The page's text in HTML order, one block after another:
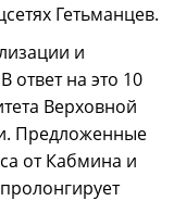
Гетьманцев.
и
ответ на это 10
Верховной
Предложенные
от Кабмина и